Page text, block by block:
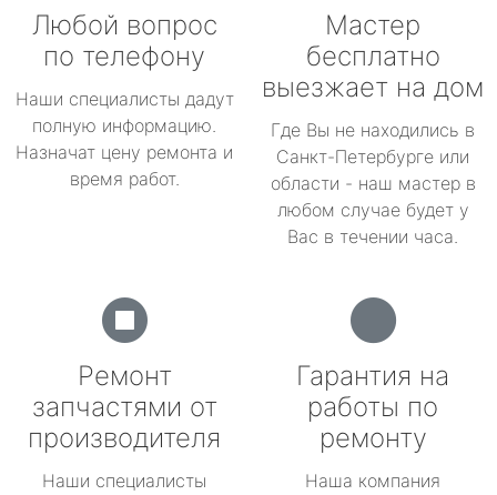
Любой вопрос
по телефону
Наши специалисты дадут
полную информацию.
Назначат цену ремонта и
время работ.
Мастер
бесплатно
выезжает на дом
Где Вы не находились в
Санкт-Петербурге или
области - наш мастер в
любом случае будет у
Вас в течении часа.
Ремонт
запчастями от
производителя
Наши специалисты
Гарантия на
работы по
ремонту
Наша компания